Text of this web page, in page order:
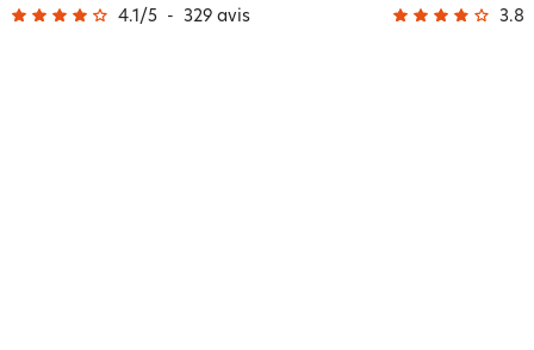
4.1 /5 - 329 avis 3.8